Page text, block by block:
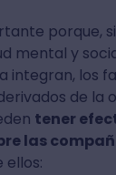
porque,
mental y
integran, los
de la
tener
las
ellos: